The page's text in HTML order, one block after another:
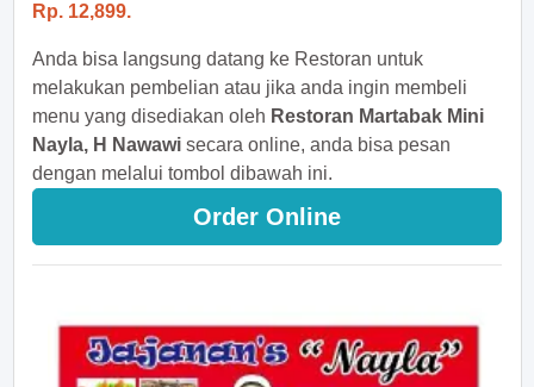
Rp. 12,899.
Anda bisa langsung datang ke Restoran untuk
melakukan pembelian atau jika anda ingin membeli
menu yang disediakan oleh Restoran Martabak Mini
Nayla, H Nawawi secara online, anda bisa pesan
dengan melalui tombol dibawah ini.
Order Online